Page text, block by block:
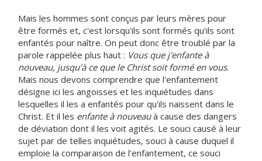
Mais les hommes sont conçus par leurs mères pour
être formés et, c'est lorsqu'ils sont formés qu'ils sont
enfantés pour naître. On peut donc être troublé par la
parole rappelée plus haut : Vous que j'enfante à
nouveau, jusqu'à ce que le Christ soit formé en vous.
Mais nous devons comprendre que l'enfantement
désigne ici les angoisses et les inquiétudes dans
lesquelles il les a enfantés pour qu'ils naissent dans le
Christ. Et il les enfante à nouveauà cause des dangers
de déviation dont il les voit agités. Le souci causé à leur
sujet par de telles inquiétudes, souci à cause duquel il
emploie la comparaison de l'enfantement, ce souci